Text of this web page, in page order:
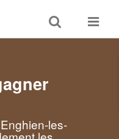
Toggle
search
Toggle
les-